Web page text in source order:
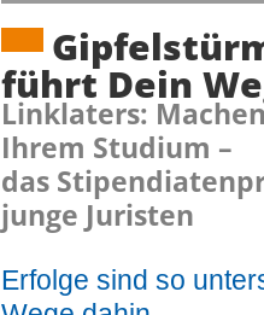
führt Dein
Linklaters:
Ihrem Studium –
das
junge Juristen
Erfolge sind so